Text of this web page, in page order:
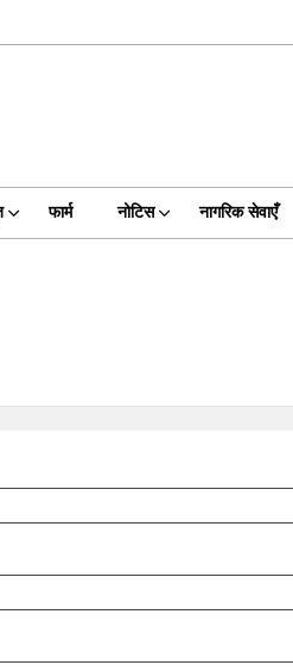
फार्म नोटिस नागरिक सेवाएँ